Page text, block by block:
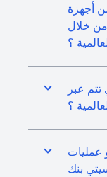
أجهزة
من خلال
؟
تتم عبر
؟
عمليات
بنك